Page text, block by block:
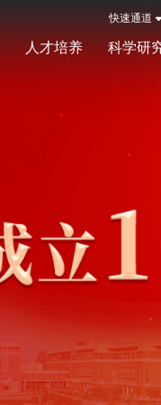
快速通道
人才培养 科学研